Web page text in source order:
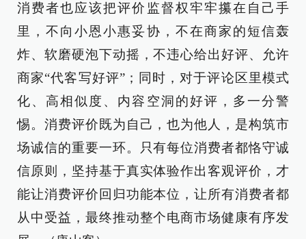
消费者也应该把评价监督权牢牢攥在自己手
里，不向小恩小惠妥协，不在商家的短信轰
炸、软磨硬泡下动摇，不违心给出好评、允许
商家“代客写好评”；同时，对于评论区里模式
化、高相似度、内容空洞的好评，多一分警
惕。消费评价既为自己，也为他人，是构筑市
场诚信的重要一环。只有每位消费者都恪守诚
信原则，坚持基于真实体验作出客观评价，才
能让消费评价回归功能本位，让所有消费者都
从中受益，最终推动整个电商市场健康有序发